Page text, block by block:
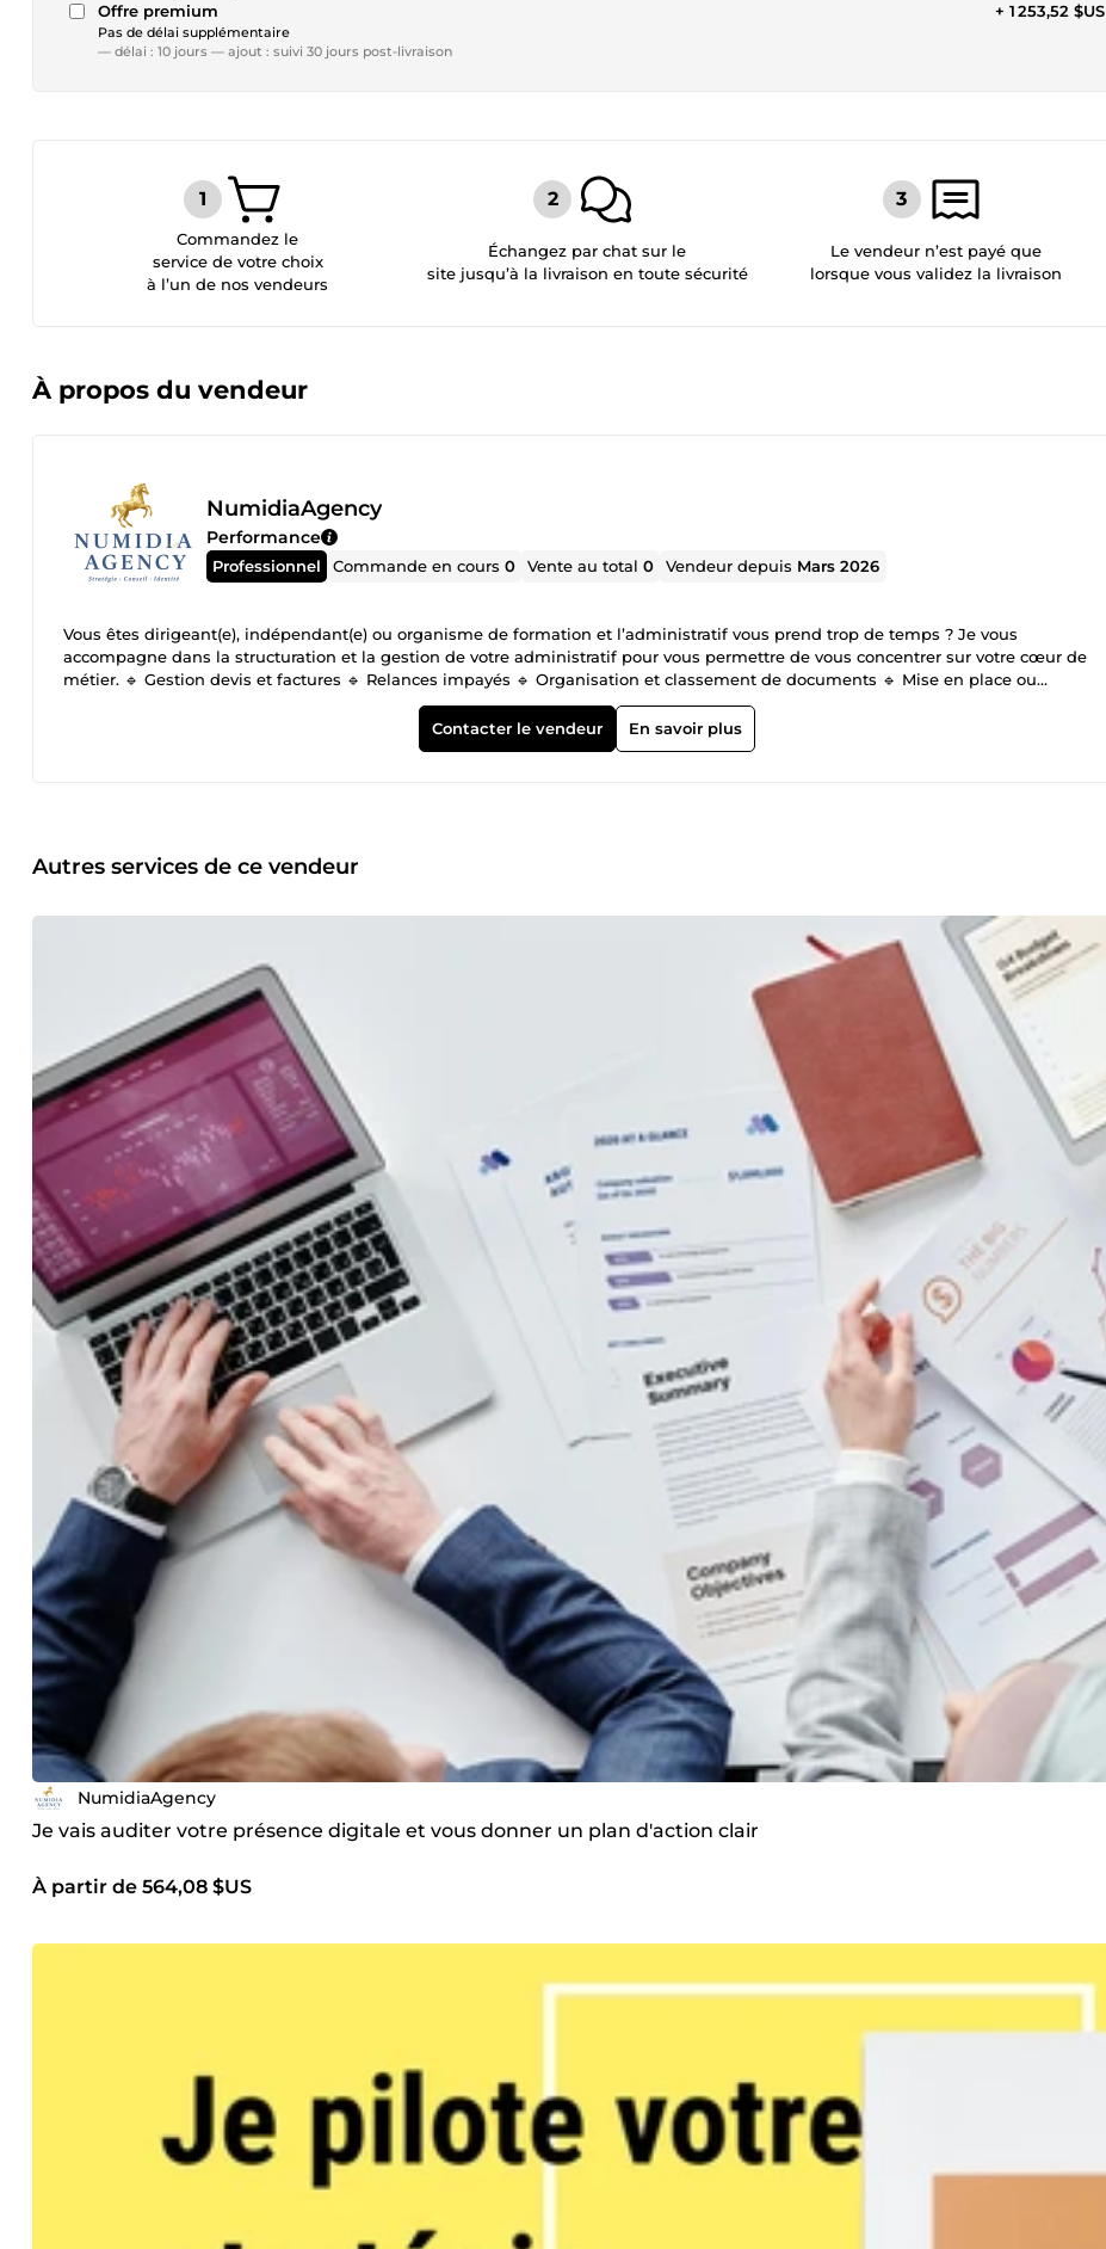
Offre premium
Pas de délai supplémentaire
— délai : 10 jours — ajout : suivi 30 jours post-livraison
+ 1 253,52 $US
Commandez le
service de votre choix
à l’un de nos vendeurs
Échangez par chat sur le
site jusqu’à la livraison en toute sécurité
Le vendeur n’est payé que
lorsque vous validez la livraison
À propos du vendeur
NumidiaAgency
Performance
Professionnel Commande en cours0 Vente au total0 Vendeur depuis Mars 2026
Vous êtes dirigeant(e), indépendant(e) ou organisme de formation et l’administratif vous prend trop de temps ? Je vous
accompagne dans la structuration et la gestion de votre administratif pour vous permettre de vous concentrer sur votre cœur de
métier. 🔹 Gestion devis et factures 🔹 Relances impayés 🔹 Organisation et classement de documents 🔹 Mise en place ou
optimisation de votre suivi (Excel, Google Sheets, CRM) 🔹 Support administratif ponctuel ou mensuel Mon approche est structurée,
rigoureuse et orientée efficacité. Objectif : vous faire gagner du temps, réduire les oublis et fluidifier votre gestion. 🟣 OPTION 1 —
Gestion administrative mensuelle (Essentiel) 750€ – 30 jours Je prends en charge votre gestion administrative courante afin de
complémentaire pourra être proposé. 🟣 OPTION 2 — Gestion administrative mensuelle (Premium) 1000€ – 30 jours
expert-comptable ou équipe interne ✔ Relances impayés structurées avec suivi ✔ Priorisation et plan d’organisation mensuel 🔒
Volume inclus : jusqu’à 18h de travail par mois 🔒 Point mensuel stratégique 30 minutes inclus Solution adaptée aux structures en
croissance. Au-delà du volume inclus, un ajustement ou devis complémentaire pourra être proposé. 🟣 OPTION 3 — Organisation
complète dossiers numériques 250€ ✔ Audit rapide de votre organisation actuelle ✔ Classement et structuration dossiers (Drive /
Dropbox / autre) ✔ Création arborescence optimisée ✔ Mise en place logique de nommage claire Livrable structuré prêt à l’usage.
Au-delà du volume inclus, un ajustement ou devis complémentaire pourra être proposé. 🟣 OPTION 4 — Relances impayés
structurées 120€ ✔ Analyse rapide situation client ✔ Rédaction message de relance professionnelle ✔ Envoi et suivi d’une relance
✔ Proposition d’échéancier si nécessaire Option idéale pour récupérer des paiements en retard. Au-delà du volume inclus, un
ajustement ou devis complémentaire pourra être proposé. 🟣 OPTION 5 — Création tableau de suivi personnalisé 180€ ✔ Analyse
besoin ✔ Création tableau sur mesure (facturation / suivi clients / échéancier / administratif) ✔ Formules automatisées ✔
Explication simple d’utilisation Outil prêt à l’emploi. Au-delà du volume inclus, un ajustement ou devis complémentaire pourra
être proposé.
Contacter le vendeur En savoir plus
Autres services de ce vendeur
NumidiaAgency
Je vais auditer votre présence digitale et vous donner un plan d'action clair
À partir de 564,08 $US